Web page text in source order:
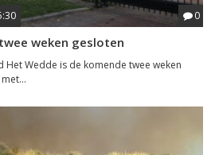
0
weken gesloten
Het Wedde is de komende twee weken